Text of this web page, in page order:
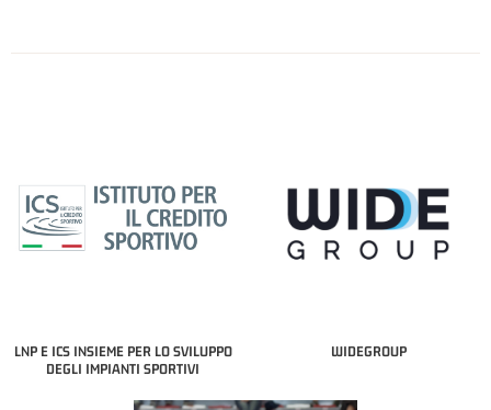
LNP E ICS INSIEME PER LO SVILUPPO
DEGLI IMPIANTI SPORTIVI
WIDEGROUP